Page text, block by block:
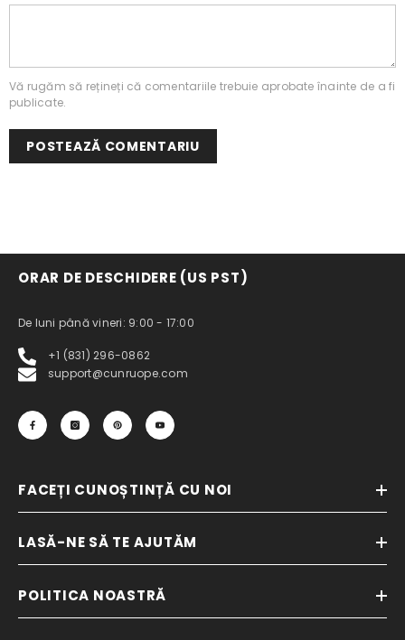
Vă rugăm să rețineți că comentariile trebuie aprobate înainte de a fi
publicate.
ORAR DE DESCHIDERE (US PST)
De luni până vineri: 9:00 - 17:00
+1 (831) 296-0862
support@cunruope.com
FACEȚI CUNOȘTINȚĂ CU NOI
LASĂ-NE SĂ TE AJUTĂM
POLITICA NOASTRĂ